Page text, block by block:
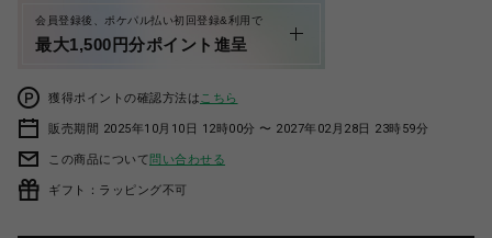
会員登録後、ポケパル払い初回登録&利用で
最大1,500円分ポイント進呈
獲得ポイントの確認方法は こちら
販売期間 2025年10月10日 12時00分 〜 2027年02月28日 23時59分
この商品について問い合わせる
ギフト：ラッピング不可